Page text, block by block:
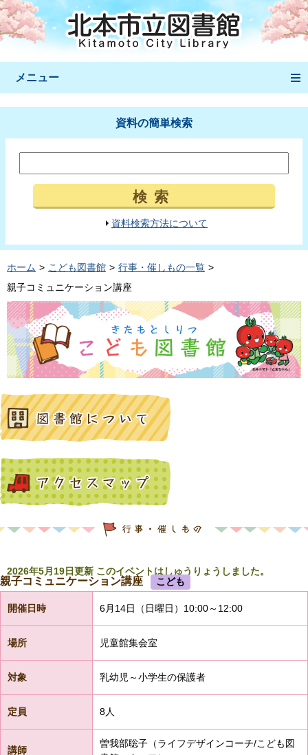
メニュー
資料の簡単検索
検索
資料検索方法について
ホーム こども図書館
行事・催しもの一覧
親子コミュニケーション講座
2026年5月19日更新 このイベントはしゅうりょうしました。
親子コミュニケーション講座 こども
開催日時 6月14日（日曜日）10:00～12:00
場所 児童館集会室
対象 乳幼児～小学生の保護者
定員 8人
講師
曽我部聡子（ライフデザインコーチ/こども図